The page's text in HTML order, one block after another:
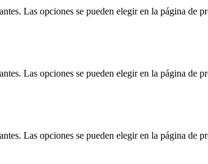
Las opciones se pueden elegir en la página de
Las opciones se pueden elegir en la página de
Las opciones se pueden elegir en la página de